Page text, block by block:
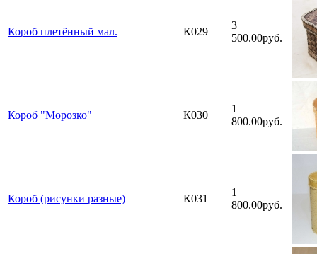
Короб плетённый мал. К029
3
500.00руб.
Короб "Морозко" К030
1
800.00руб.
Короб (рисунки разные) К031
1
800.00руб.